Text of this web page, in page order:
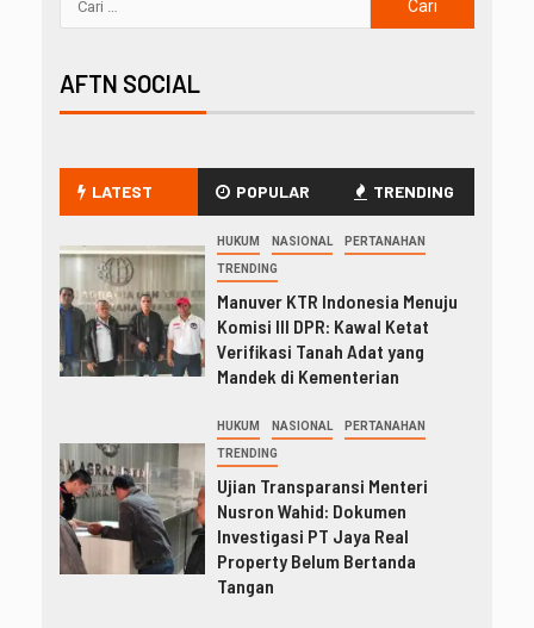
AFTN SOCIAL
LATEST POPULAR TRENDING
HUKUM NASIONAL PERTANAHAN
TRENDING
Manuver KTR Indonesia Menuju
Komisi III DPR: Kawal Ketat
Verifikasi Tanah Adat yang
Mandek di Kementerian
HUKUM NASIONAL PERTANAHAN
TRENDING
Ujian Transparansi Menteri
Nusron Wahid: Dokumen
Investigasi PT Jaya Real
Property Belum Bertanda
Tangan